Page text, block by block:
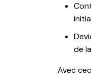
de
Avec